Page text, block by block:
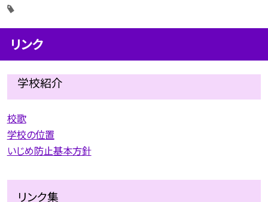
リンク
学校紹介
校歌
学校の位置
いじめ防止基本方針
リンク集